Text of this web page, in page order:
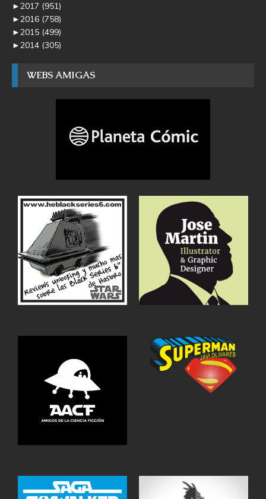
►2017 (951)
►2016 (758)
►2015 (499)
►2014 (305)
WEBS AMIGAS